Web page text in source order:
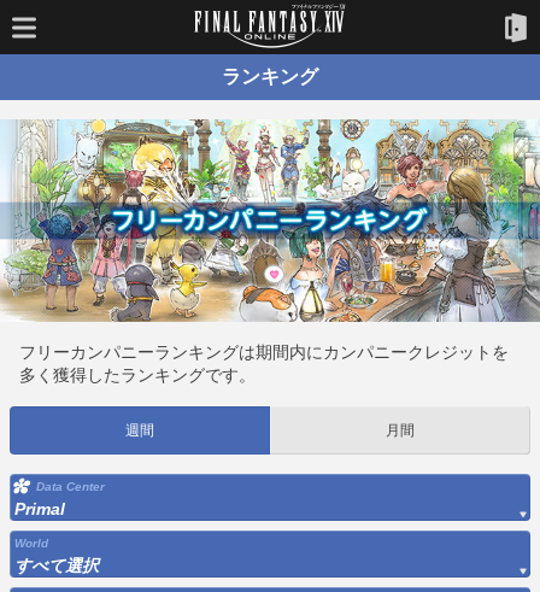
ランキング
フリーカンパニーランキングは期間内にカンパニークレジットを
多く獲得したランキングです。
週間 月間
Data Center
Primal
World
すべて選択